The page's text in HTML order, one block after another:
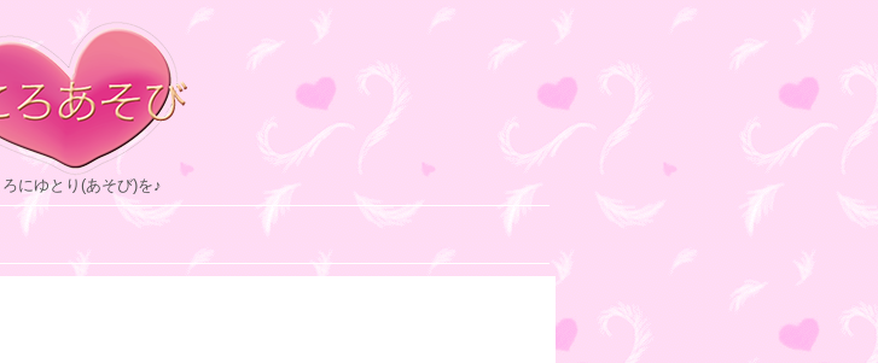
にゆとり(あそび)を♪